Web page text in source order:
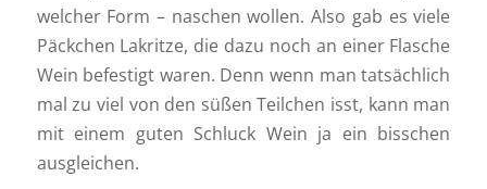
welcher Form – naschen wollen. Also gab es viele
Päckchen Lakritze, die dazu noch an einer Flasche
Wein befestigt waren. Denn wenn man tatsächlich
mal zu viel von den süßen Teilchen isst, kann man
mit einem guten Schluck Wein ja ein bisschen
ausgleichen.